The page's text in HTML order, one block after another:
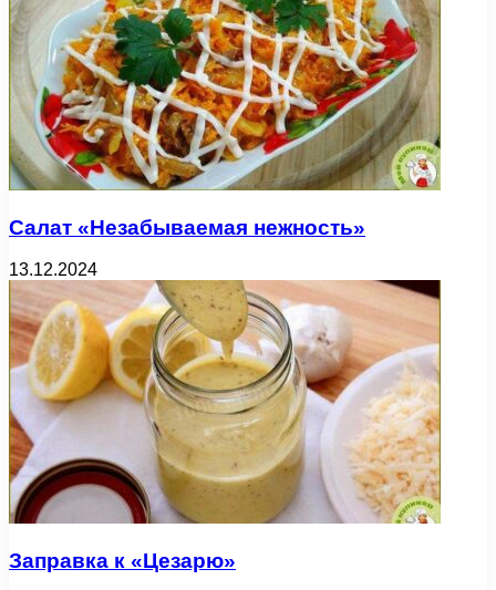
Салат «Незабываемая нежность»
13.12.2024
Заправка к «Цезарю»